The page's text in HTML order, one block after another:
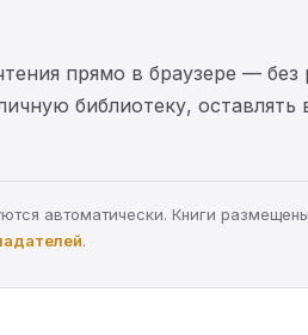
прямо в браузере — без
библиотеку, оставлять
автоматически. Книги
.